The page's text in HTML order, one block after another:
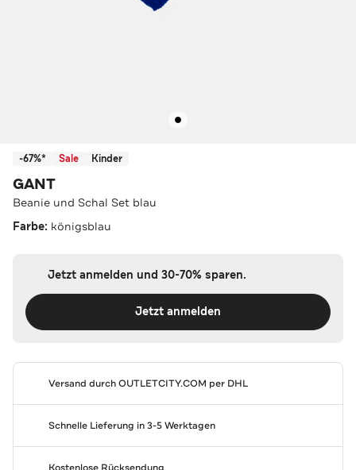
-67%* Sale Kinder
GANT
Beanie und Schal Set blau
Farbe: königsblau
Jetzt anmelden und 30-70% sparen.
Jetzt anmelden
Versand durchOUTLETCITY.COM per DHL
Schnelle Lieferung in 3-5 Werktagen